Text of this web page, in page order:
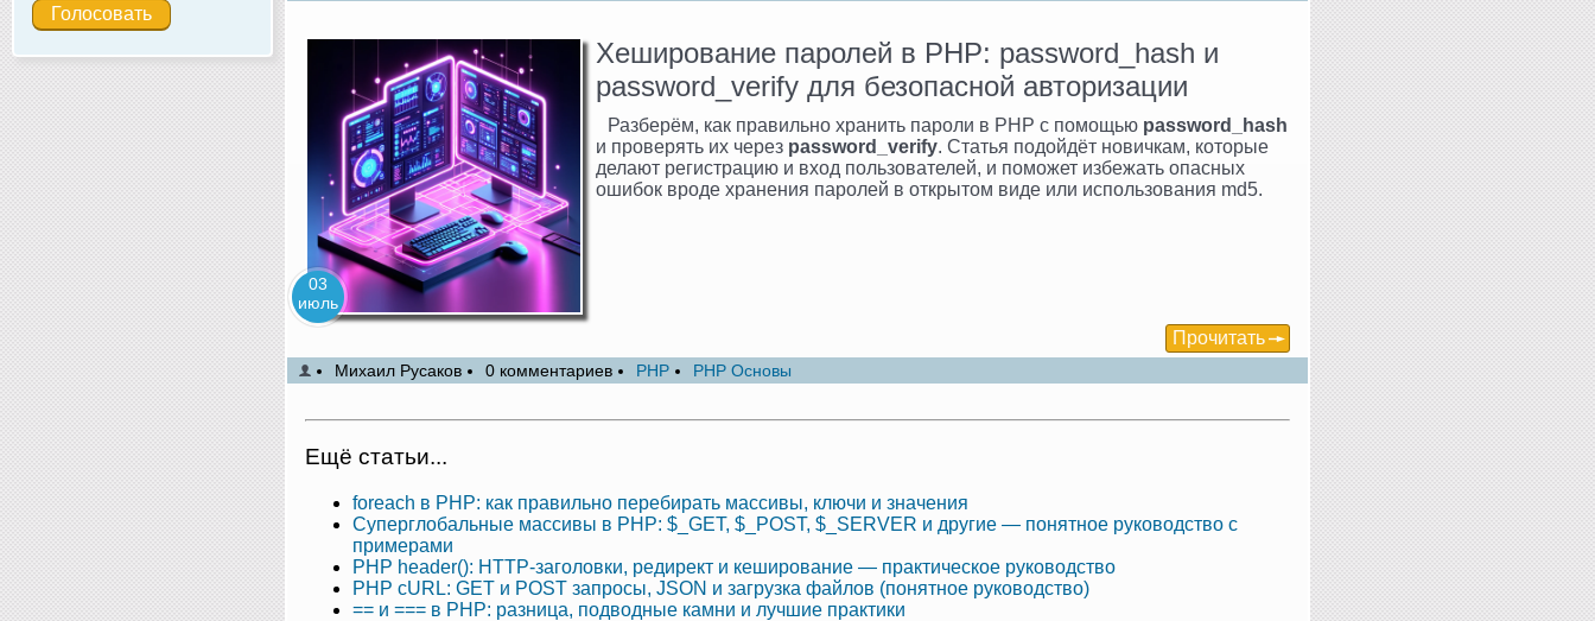
03
июль
Хеширование паролей в PHP: password_hash и
password_verify для безопасной авторизации
Разберём, как правильно хранить пароли в PHP с помощью password_hash
и проверять их через password_verify. Статья подойдёт новичкам, которые
делают регистрацию и вход пользователей, и поможет избежать опасных
ошибок вроде хранения паролей в открытом виде или использования md5.
Прочитать
Михаил Русаков 0 комментариев PHP PHP Основы
Ещё статьи...
foreach в PHP: как правильно перебирать массивы, ключи и значения
Суперглобальные массивы в PHP: $_GET, $_POST, $_SERVER и другие — понятное руководство с
примерами
PHP header(): HTTP‑заголовки, редирект и кеширование — практическое руководство
PHP cURL: GET и POST запросы, JSON и загрузка файлов (понятное руководство)
== и === в PHP: разница, подводные камни и лучшие практики